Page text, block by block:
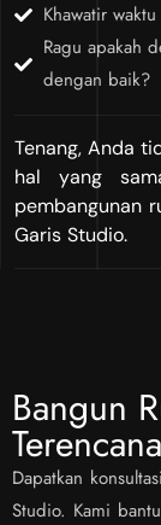
Khawatir
Ragu apakah
dengan baik?
Tenang, Anda
hal yang
pembangunan
Garis Studio.
Bangun
Terencana
Dapatkan
Studio. Kami